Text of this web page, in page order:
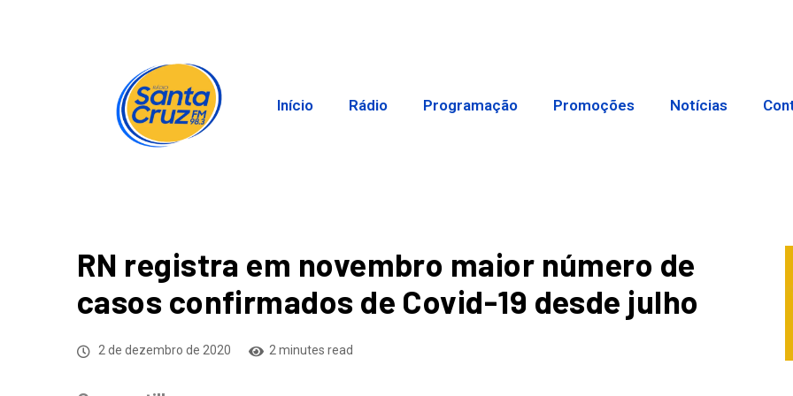
Início Rádio Programação Promoções Notícias
RN registra em novembro maior número de
casos confirmados de Covid-19 desde julho
2 de dezembro de 2020 2 minutes read